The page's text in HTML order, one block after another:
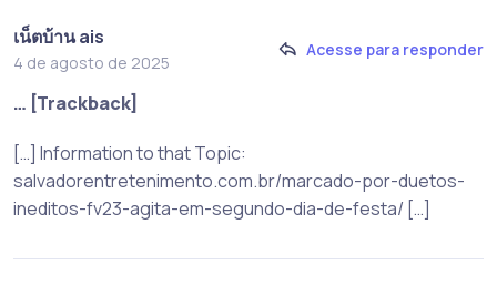
เน็ตบ้าน ais
4 de agosto de 2025
Acesse para responder
… [Trackback]
[…] Information to that Topic:
salvadorentretenimento.com.br/marcado-por-duetos-
ineditos-fv23-agita-em-segundo-dia-de-festa/ […]